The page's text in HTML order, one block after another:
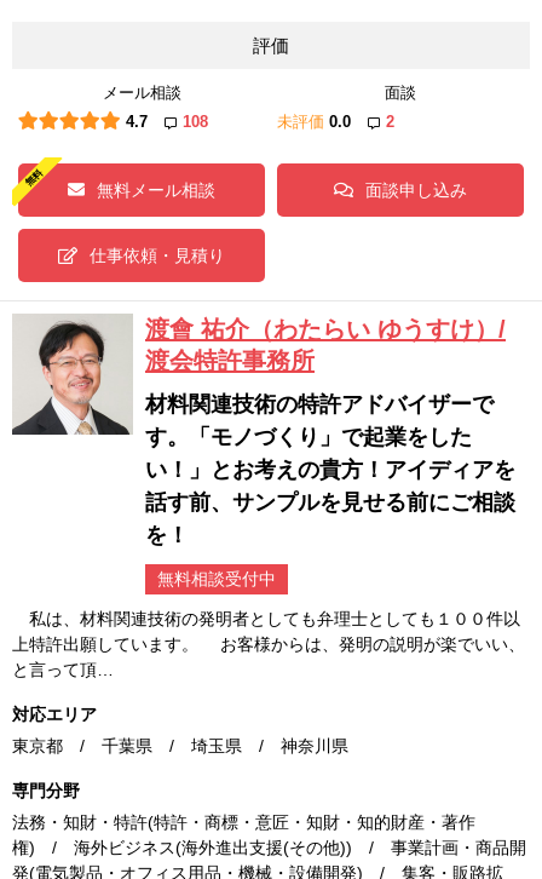
評価
メール相談
4.7
108
面談
未評価 0.0 2
無料メール相談 面談申し込み
仕事依頼・見積り
渡會 祐介（わたらい ゆうすけ）/
渡会特許事務所
材料関連技術の特許アドバイザーで
す。「モノづくり」で起業をした
い！」とお考えの貴方！アイディアを
話す前、サンプルを見せる前にご相談
を！
無料相談受付中
私は、材料関連技術の発明者としても弁理士としても１００件以
上特許出願しています。 お客様からは、発明の説明が楽でいい、
と言って頂…
対応エリア
東京都 / 千葉県 / 埼玉県 / 神奈川県
専門分野
法務・知財・特許(特許・商標・意匠・知財・知的財産・著作
権) / 海外ビジネス(海外進出支援(その他)) / 事業計画・商品開
発(電気製品・オフィス用品・機械・設備開発) / 集客・販路拡